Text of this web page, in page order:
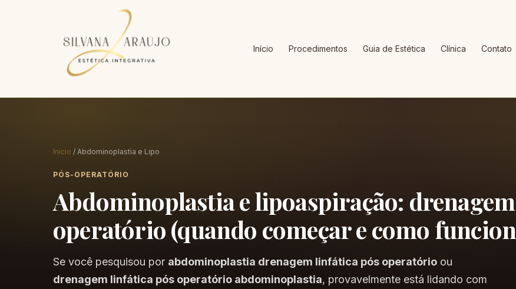
Início Procedimentos Guia de Estética Clínica Contato
Início / Abdominoplastia e Lipo
PÓS-OPERATÓRIO
Abdominoplastia e lipoaspiração:
operatório (quando começar e como
Se você pesquisou por abdominoplastia drenagem linfática pós operatório ou
drenagem linfática pós operatório abdominoplastia, provavelmente está lidando com